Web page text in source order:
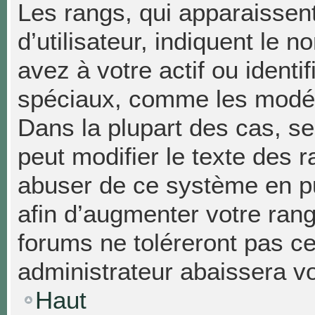
Les rangs, qui
d’utilisateur, indiquent le
avez à votre actif ou
spéciaux, comme les
Dans la plupart des cas,
peut modifier le texte des
abuser de ce système en
afin d’augmenter votre
forums ne toléreront pas
administrateur abaissera
Haut